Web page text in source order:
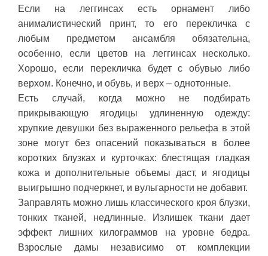
Если на леггинсах есть орнамент либо
анималистический принт, то его перекличка с
любым предметом ансамбля обязательна,
особенно, если цветов на леггинсах несколько.
Хорошо, если перекличка будет с обувью либо
верхом. Конечно, и обувь, и верх – однотонные.
Есть случай, когда можно не подбирать
прикрывающую ягодицы удлиненную одежду:
хрупкие девушки без выраженного рельефа в этой
зоне могут без опасений показываться в более
коротких блузках и курточках: блестящая гладкая
кожа и дополнительные объемы даст, и ягодицы
выигрышно подчеркнет, и вульгарности не добавит.
Заправлять можно лишь классического кроя блузки,
тонких тканей, недлинные. Излишек ткани дает
эффект лишних килограммов на уровне бедра.
Взрослые дамы независимо от комплекции